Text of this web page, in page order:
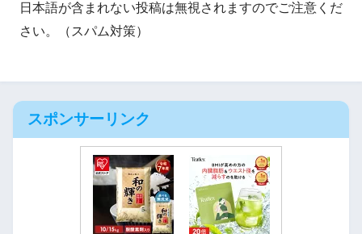
日本語が含まれない投稿は無視されますのでご注意くだ
さい。（スパム対策）
スポンサーリンク